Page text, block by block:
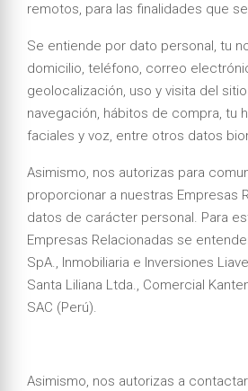
remotos, para las finalidades que
Se entiende por dato personal, tu
domicilio, teléfono, correo
geolocalización, uso y visita del
navegación, hábitos de compra, tu
faciales y voz, entre otros datos
Asimismo, nos autorizas para
proporcionar a nuestras Empresas
datos de carácter personal. Para
Empresas Relacionadas se
SpA., Inmobiliaria e Inversiones
Santa Liliana Ltda., Comercial
SAC (Perú).
Asimismo, nos autorizas a